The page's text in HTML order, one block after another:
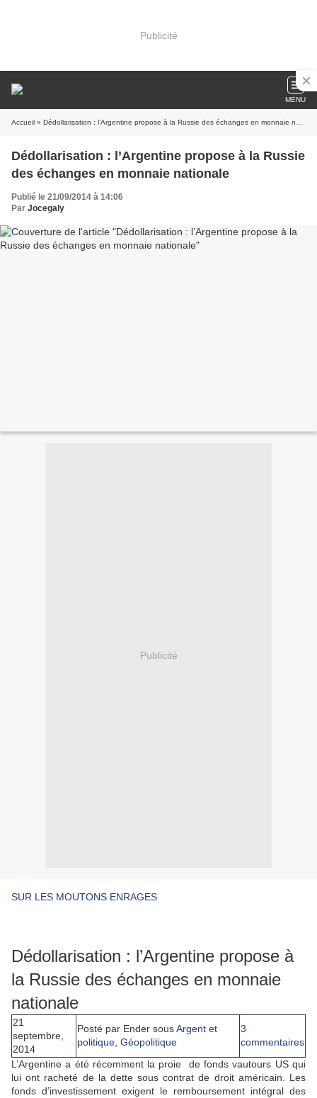
Publicité
MENU
Accueil » Dédollarisation : l’Argentine propose à la Russie des échanges en monnaie nationale
Dédollarisation : l’Argentine propose à la Russie
des échanges en monnaie nationale
Publié le 21/09/2014 à 14:06
Par Jocegaly
Publicité
SUR LES MOUTONS ENRAGES
Dédollarisation : l’Argentine propose à
la Russie des échanges en monnaie
nationale
21
septembre,
2014
Posté par Ender sousArgent et
politique Géopolitique
3
commentaires
L’Argentine a été récemment la proie de fonds vautours US qui
lui ont racheté de la dette sous contrat de droit américain. Les
fonds d’investissement exigent le remboursement intégral des